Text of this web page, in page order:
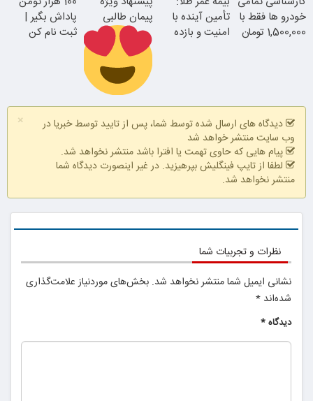
همین الان ببین
خودرو ها فقط با
1,500,000 تومان
تأمین آینده با
امنیت و بازده
پیمان طالبی
سفارش سورملینا
با تخفیف ویژه
پاداش بگیر |
ثبت نام کن
×
دیدگاه های ارسال شده توسط شما، پس از تایید توسط خبریا در
وب سایت منتشر خواهد شد
پیام هایی که حاوی تهمت یا افترا باشد منتشر نخواهد شد.
لطفا از تایپ فینگلیش بپرهیزید. در غیر اینصورت دیدگاه شما
منتشر نخواهد شد.
نظرات و تجربیات شما
نشانی ایمیل شما منتشر نخواهد شد. بخش‌های موردنیاز علامت‌گذاری
شده‌اند *
دیدگاه*